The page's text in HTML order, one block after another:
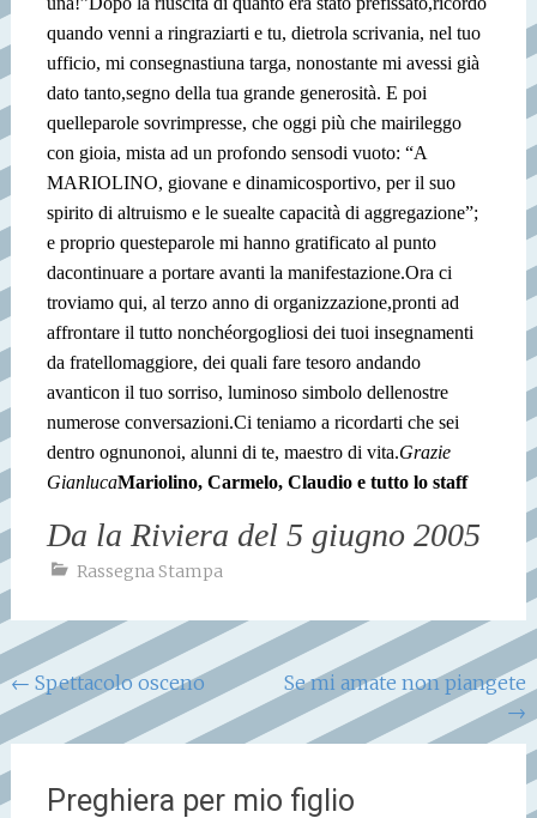
quando venni a ringraziarti e tu, dietrola scrivania, nel tuo
ufficio, mi consegnastiuna targa, nonostante mi avessi già
dato tanto,segno della tua grande generosità. E poi
quelleparole sovrimpresse, che oggi più che mairileggo
con gioia, mista ad un profondo sensodi vuoto: “A
MARIOLINO, giovane e dinamicosportivo, per il suo
spirito di altruismo e le suealte capacità di aggregazione”;
e proprio questeparole mi hanno gratificato al punto
dacontinuare a portare avanti la manifestazione.Ora ci
troviamo qui, al terzo anno di organizzazione,pronti ad
affrontare il tutto nonchéorgogliosi dei tuoi insegnamenti
da fratellomaggiore, dei quali fare tesoro andando
avanticon il tuo sorriso, luminoso simbolo dellenostre
numerose conversazioni.Ci teniamo a ricordarti che sei
dentro ognunonoi, alunni di te, maestro di vita.Grazie
GianlucaMariolino, Carmelo, Claudio e tutto lo staff
Da la Riviera del 5 giugno 2005
Rassegna Stampa
Navigazione
articoli
← Spettacolo osceno
Se mi amate non piangete
→
Preghiera per mio figlio